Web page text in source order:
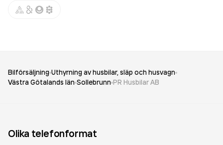
Bilförsäljning Uthyrning av husbilar, släp och husvagn
Västra Götalands län Sollebrunn PR Husbilar AB
Olika telefonformat